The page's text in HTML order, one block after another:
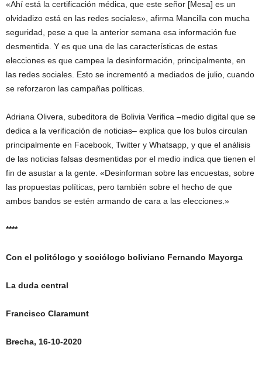
«Ahí está la certificación médica, que este señor [Mesa] es un
olvidadizo está en las redes sociales», afirma Mancilla con mucha
seguridad, pese a que la anterior semana esa información fue
desmentida. Y es que una de las características de estas
elecciones es que campea la desinformación, principalmente, en
las redes sociales. Esto se incrementó a mediados de julio, cuando
se reforzaron las campañas políticas.
Adriana Olivera, subeditora de Bolivia Verifica –medio digital que se
dedica a la verificación de noticias– explica que los bulos circulan
principalmente en Facebook, Twitter y Whatsapp, y que el análisis
de las noticias falsas desmentidas por el medio indica que tienen el
fin de asustar a la gente. «Desinforman sobre las encuestas, sobre
las propuestas políticas, pero también sobre el hecho de que
ambos bandos se estén armando de cara a las elecciones.»
****
Con el politólogo y sociólogo boliviano Fernando Mayorga
La duda central
Francisco Claramunt
Brecha, 16-10-2020